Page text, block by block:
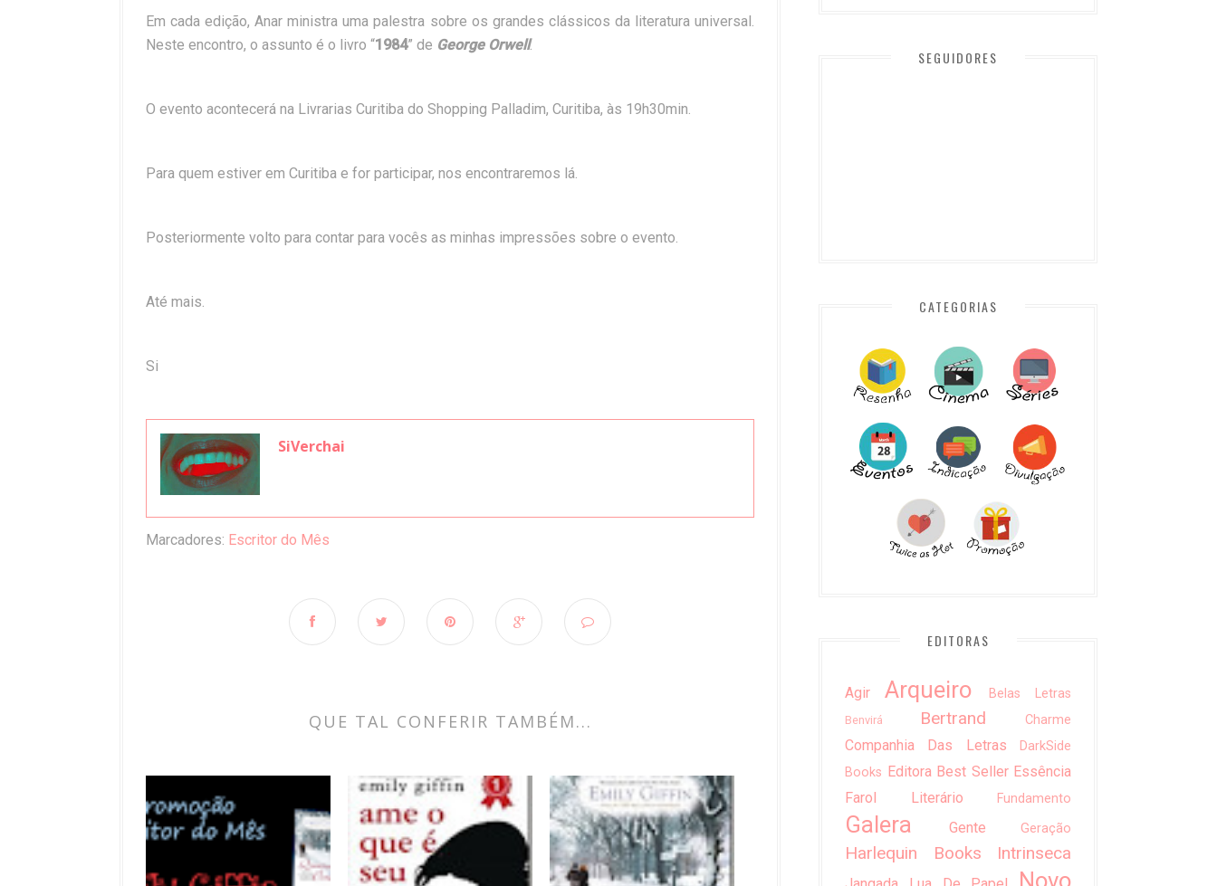
Em cada edição, Anar ministra uma palestra sobre os grandes clássicos da literatura universal.
Neste encontro, o assunto é o livro “1984” de George Orwell.
O evento acontecerá na Livrarias Curitiba do Shopping Palladim, Curitiba, às 19h30min.
Para quem estiver em Curitiba e for participar, nos encontraremos lá.
Posteriormente volto para contar para vocês as minhas impressões sobre o evento.
Até mais.
Si
SiVerchai
Marcadores: Escritor do Mês
QUE TAL CONFERIR TAMBÉM...
SEGUIDORES
CATEGORIAS
EDITORAS
Agir Arqueiro Belas Letras
Benvirá Bertrand Charme
Companhia Das Letras
DarkSide
Books Editora Best Seller Essência
Farol Literário
Fundamento
Galera Gente Geração
Harlequin Books Intrinseca
Novo